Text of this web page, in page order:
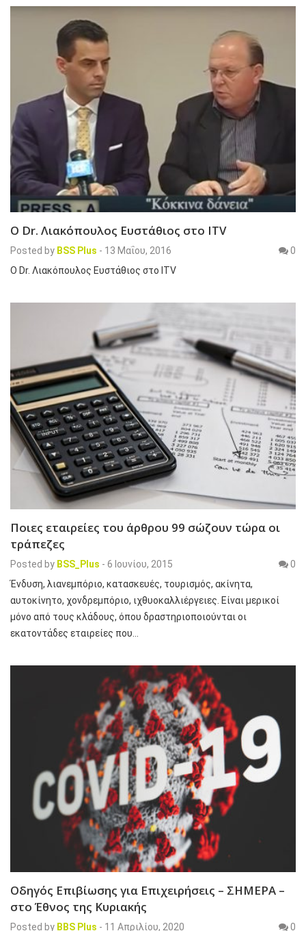
Ο Dr. Λιακόπουλος Ευστάθιος στο ITV
Posted by BSS Plus - 13 Μαΐου, 2016
0
Ο Dr. Λιακόπουλος Ευστάθιος στο ITV
Ποιες εταιρείες του άρθρου 99 σώζουν τώρα οι
τράπεζες
Posted by BSS_Plus - 6 Ιουνίου, 2015
0
Ένδυση, λιανεμπόριο, κατασκευές, τουρισμός, ακίνητα,
αυτοκίνητο, χονδρεμπόριο, ιχθυοκαλλιέργειες. Είναι μερικοί
μόνο από τους κλάδους, όπου δραστηριοποιούνται οι
εκατοντάδες εταιρείες που…
Οδηγός Επιβίωσης για Επιχειρήσεις – ΣΗΜΕΡΑ –
στο Έθνος της Κυριακής
Posted by BBS Plus - 11 Απριλίου, 2020 0